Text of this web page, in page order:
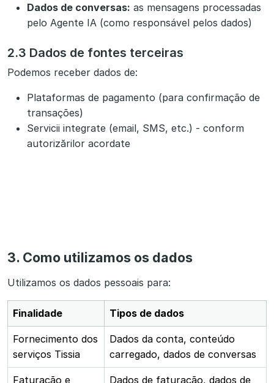
Dados de conversas: as mensagens processadas
pelo Agente IA (como responsável pelos dados)
2.3 Dados de fontes terceiras
Podemos receber dados de:
Plataformas de pagamento (para confirmação de
transações)
Servicii integrate (email, SMS, etc.) - conform
autorizărilor acordate
3. Como utilizamos os dados
Utilizamos os dados pessoais para:
Finalidade Tipos de dados
Fornecimento dos
serviços Tissia
Dados da conta, conteúdo
carregado, dados de conversas
Faturação e Dados de faturação, dados de